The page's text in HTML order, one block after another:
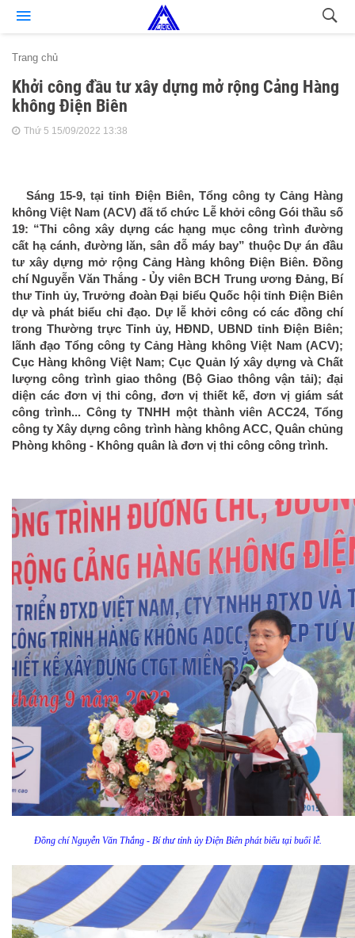
Trang chủ
Khởi công đầu tư xây dựng mở rộng Cảng Hàng
không Điện Biên
Thứ 5 15/09/2022 13:38
Sáng 15-9, tại tỉnh Điện Biên, Tổng công ty Cảng Hàng
không Việt Nam (ACV) đã tổ chức Lễ khởi công Gói thầu số
19: “Thi công xây dựng các hạng mục công trình đường
cất hạ cánh, đường lăn, sân đỗ máy bay” thuộc Dự án đầu
tư xây dựng mở rộng Cảng Hàng không Điện Biên. Đồng
chí Nguyễn Văn Thắng - Ủy viên BCH Trung ương Đảng, Bí
thư Tỉnh ủy, Trưởng đoàn Đại biểu Quốc hội tỉnh Điện Biên
dự và phát biểu chỉ đạo. Dự lễ khởi công có các đồng chí
trong Thường trực Tỉnh ủy, HĐND, UBND tỉnh Điện Biên;
lãnh đạo Tổng công ty Cảng Hàng không Việt Nam (ACV);
Cục Hàng không Việt Nam; Cục Quản lý xây dựng và Chất
lượng công trình giao thông (Bộ Giao thông vận tải); đại
diện các đơn vị thi công, đơn vị thiết kế, đơn vị giám sát
công trình... Công ty TNHH một thành viên ACC24, Tổng
công ty Xây dựng công trình hàng không ACC, Quân chủng
Phòng không - Không quân là đơn vị thi công công trình.
Đồng chí Nguyễn Văn Thắng - Bí thư tỉnh ủy Điện Biên phát biểu tại buổi lễ.